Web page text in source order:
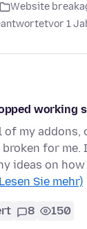
Website
vor 1
working
my addons,
for
ideas on
Sie mehr)
8 150